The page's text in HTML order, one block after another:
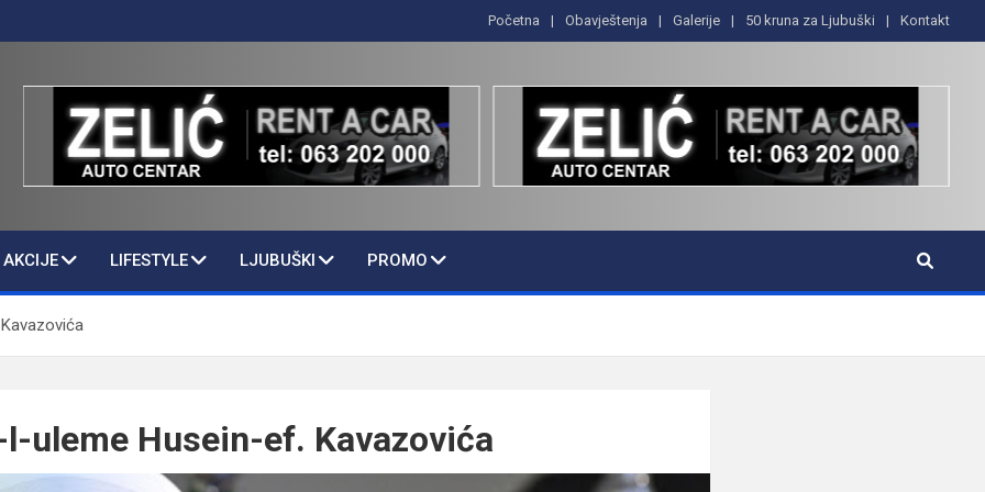
Početna Obavještenja Galerije 50 kruna za Ljubuški Kontakt
LIFESTYLE LJUBUŠKI PROMO
uleme Husein-ef. Kavazovića